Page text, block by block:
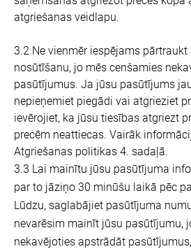
atgriešanas veidlapu.
3.2 Ne vienmēr iespējams
nosūtīšanu, jo mēs cenšamies
pasūtījumus. Ja jūsu pasūtījums
nepieņemiet piegādi vai atgrieziet
ievērojiet, ka jūsu tiesības atgriezt
precēm neattiecas. Vairāk
Atgriešanas politikas 4. sadaļā.
3.3 Lai mainītu jūsu pasūtījuma
par to jāziņo 30 minūšu laikā pēc
Lūdzu, saglabājiet pasūtījuma
nevarēsim mainīt jūsu pasūtījumu,
nekavējoties apstrādāt